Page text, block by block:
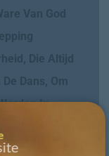
In
In De Dans de
Oordeel, Om